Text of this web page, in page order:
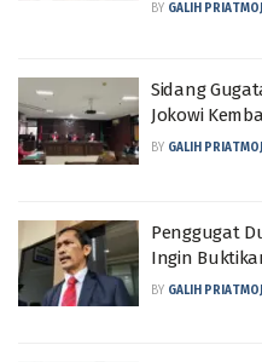
BY GALIH
Sidang
Jokowi
BY GALIH
Penggugat
Ingin
BY GALIH